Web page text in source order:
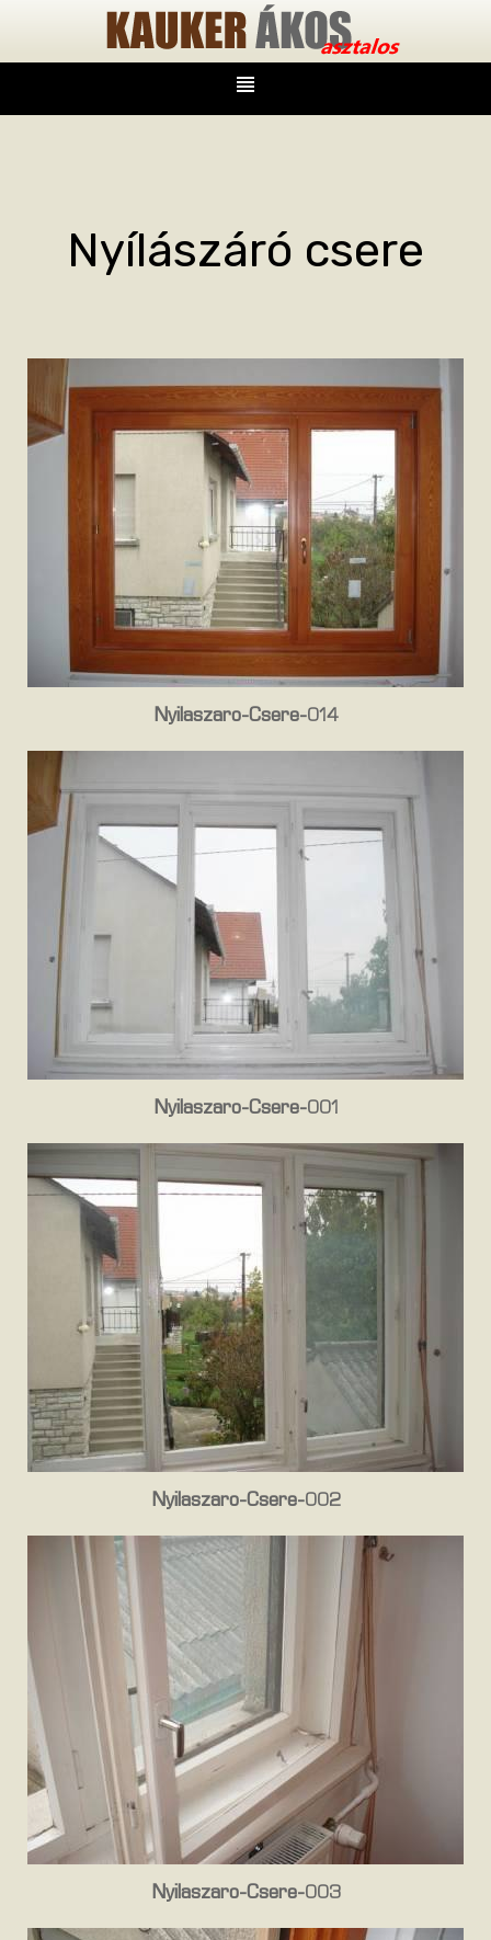
Nyílászáró csere
Nyilaszaro-Csere-014
Nyilaszaro-Csere-001
Nyilaszaro-Csere-002
Nyilaszaro-Csere-003